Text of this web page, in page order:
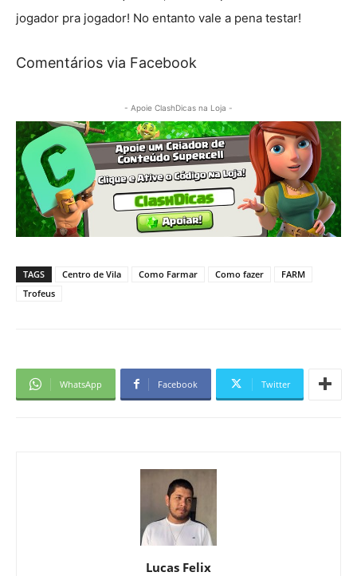
jogador pra jogador! No entanto vale a pena testar!
Comentários via Facebook
- Apoie ClashDicas na Loja -
TAGS Centro de Vila Como Farmar Como fazer
FARM
Trofeus
WhatsApp Facebook Twitter
Lucas Felix